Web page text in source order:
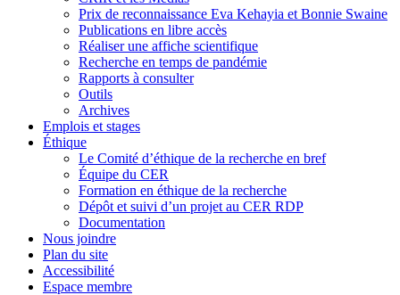
Prix de reconnaissance Eva Kehayia et Bonnie Swaine
Publications en libre accès
Réaliser une affiche scientifique
Recherche en temps de pandémie
Rapports à consulter
Outils
Archives
Emplois et stages
Éthique
Le Comité d’éthique de la recherche en bref
Équipe du CER
Formation en éthique de la recherche
Dépôt et suivi d’un projet au CER RDP
Documentation
Nous joindre
Plan du site
Accessibilité
Espace membre